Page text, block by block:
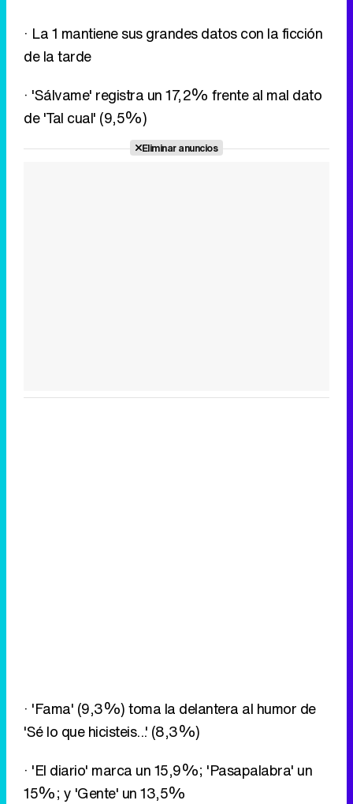
· La 1 mantiene sus grandes datos con la ficción
de la tarde
· 'Sálvame' registra un 17,2% frente al mal dato
de 'Tal cual' (9,5%)
Eliminar anuncios
· 'Fama' (9,3%) toma la delantera al humor de
'Sé lo que hicisteis...' (8,3%)
· 'El diario' marca un 15,9%; 'Pasapalabra' un
15%; y 'Gente' un 13,5%